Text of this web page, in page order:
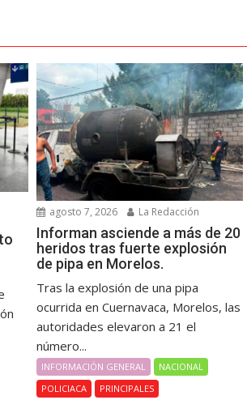
agosto 7, 2026 La Redacción
Informan asciende a más de 20
heridos tras fuerte explosión
de pipa en Morelos.
Tras la explosión de una pipa
ocurrida en Cuernavaca, Morelos, las
autoridades elevaron a 21 el
número...
INFORMACIÓN GENERAL
NACIONAL
POLICIACA
PRINCIPALES